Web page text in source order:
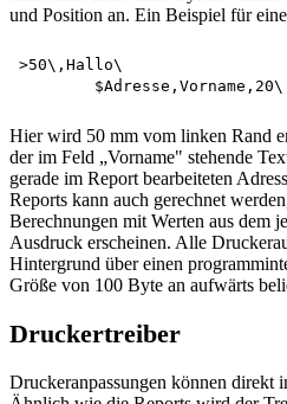
und Position an. Ein Beispiel für
>50\,Hallo\
Hier wird 50 mm vom linken Rand
der im Feld „Vorname" stehende
gerade im Report bearbeiteten
Reports kann auch gerechnet
Berechnungen mit Werten aus dem
Ausdruck erscheinen. Alle
Hintergrund über einen
Größe von 100 Byte an aufwärts
Druckertreiber
Druckeranpassungen können direkt